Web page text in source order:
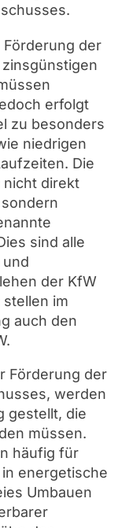
Förderung der
erfolgt
zu besonders
niedrigen
Die
nicht direkt
sind alle
und
der KfW
im
auch den
Förderung der
werden
gestellt, die
müssen.
häufig für
energetische
Umbauen